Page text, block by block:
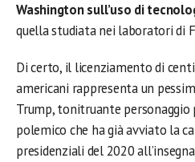
Washington sull’uso di
quella studiata nei laboratori di
Di certo, il licenziamento di
americani rappresenta un
Trump, tonitruante
polemico che ha già avviato la
presidenziali del 2020